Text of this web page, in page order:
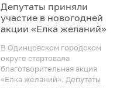
Депутаты приняли
участие в новогодней
акции «Елка желаний»
В Одинцовском городском
округе стартовала
благотворительная акция
«Елка желаний». Депутаты